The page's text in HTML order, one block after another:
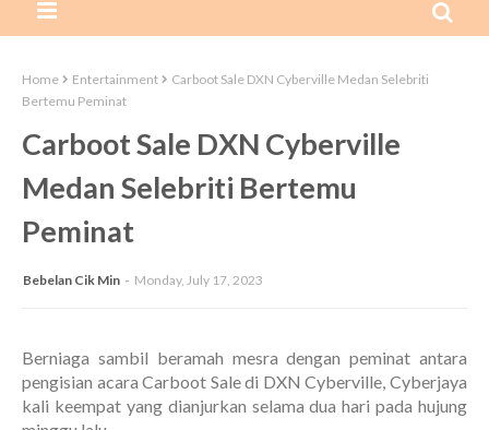
Home Entertainment
Carboot Sale DXN Cyberville Medan Selebriti
Bertemu Peminat
Carboot Sale DXN Cyberville
Medan Selebriti Bertemu
Peminat
Bebelan Cik Min Monday, July 17, 2023
Berniaga sambil beramah mesra dengan peminat antara
pengisian acara Carboot Sale di DXN Cyberville, Cyberjaya
kali keempat yang dianjurkan selama dua hari pada hujung